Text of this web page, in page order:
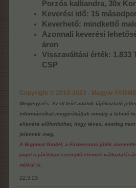
Porzós kalliandra, 30x
Keverési idő: 15
Keverhető: mindkettő
Azonnali keverési
áron
Visszaváltási érték: 1.833
CSP
Copyright © 2010-2023 - Magyar
Megjegyzés: Az itt leírt adatok tájékoztató
információkat megpróbáljuk mindig a lehető
ellenére előfordulhat, hogy téves, esetleg
jelennek meg.
A Bigpoint GmbH, a Farmerama játék
jogot a játékban szereplő elemek
nélkül is.
22.3.23